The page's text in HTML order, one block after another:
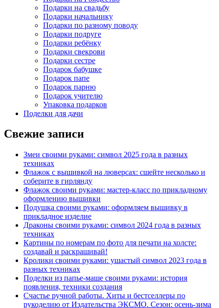
Подарки на свадьбу
Подарки начальнику
Подарки по разному поводу
Подарки подруге
Подарки ребёнку
Подарки свекрови
Подарки сестре
Подарок бабушке
Подарок папе
Подарок парню
Подарок учителю
Упаковка подарков
Поделки для дачи
Свежие записи
Змеи своими руками: символ 2025 года в разных
техниках
Флажок с вышивкой на люверсах: сшейте несколько и
соберите в гирлянду
Флажок своими руками: мастер-класс по прикладному
оформлению вышивки
Подушка своими руками: оформляем вышивку в
прикладное изделие
Драконы своими руками: символ 2024 года в разных
техниках
Картины по номерам по фото для печати на холсте:
создавай и раскрашивай!
Кролики своими руками: ушастый символ 2023 года в
разных техниках
Поделки из папье-маше своими руками: история
появления, техники создания
Счастье ручной работы. Хиты и бестселлеры по
рукоделию от Издательства ЭКСМО. Сезон: осень-зима